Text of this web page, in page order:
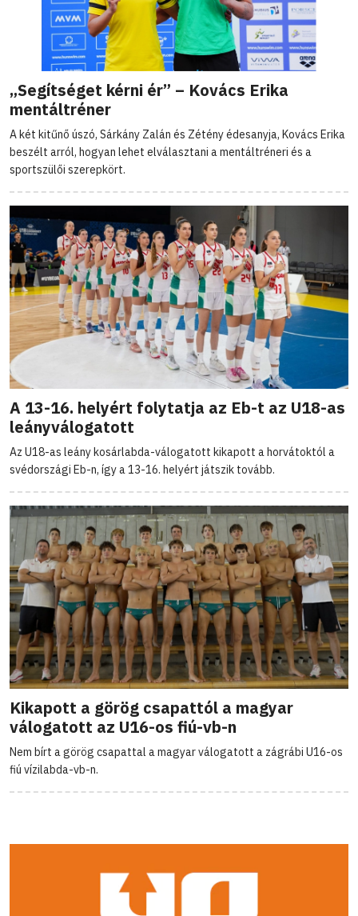
„Segítséget kérni ér” – Kovács Erika
mentáltréner
A két kitűnő úszó, Sárkány Zalán és Zétény édesanyja, Kovács Erika
beszélt arról, hogyan lehet elválasztani a mentáltréneri és a
sportszülői szerepkört.
A 13-16. helyért folytatja az Eb-t az U18-as
leányválogatott
Az U18-as leány kosárlabda-válogatott kikapott a horvátoktól a
svédországi Eb-n, így a 13-16. helyért játszik tovább.
Kikapott a görög csapattól a magyar
válogatott az U16-os fiú-vb-n
Nem bírt a görög csapattal a magyar válogatott a zágrábi U16-os
fiú vízilabda-vb-n.